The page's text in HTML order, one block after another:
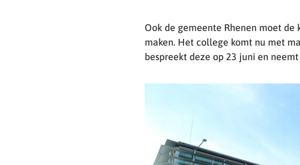
Ook de gemeente Rhenen moet
maken. Het college komt nu met
bespreekt deze op 23 juni en